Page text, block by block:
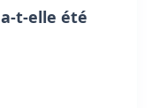
t-elle été